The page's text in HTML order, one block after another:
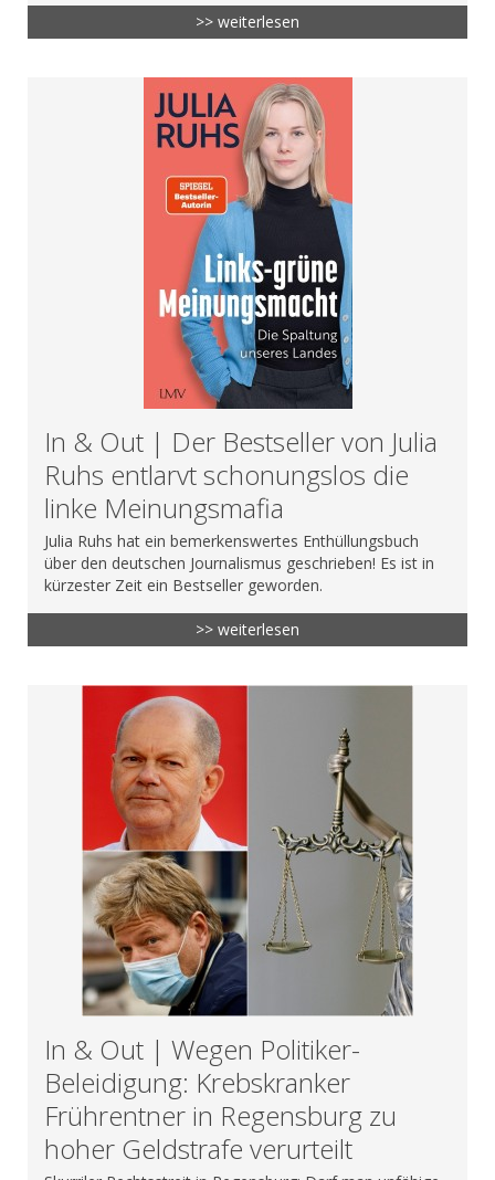
>> weiterlesen
In & Out | Der Bestseller von Julia
Ruhs entlarvt schonungslos die
linke Meinungsmafia
Julia Ruhs hat ein bemerkenswertes Enthüllungsbuch
über den deutschen Journalismus geschrieben! Es ist in
kürzester Zeit ein Bestseller geworden.
>> weiterlesen
In & Out | Wegen Politiker-
Beleidigung: Krebskranker
Frührentner in Regensburg zu
hoher Geldstrafe verurteilt